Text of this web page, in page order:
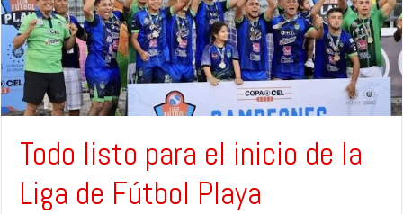
Todo listo para el inicio de la
Liga de Fútbol Playa